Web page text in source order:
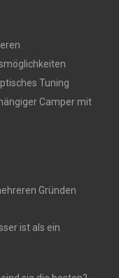
Tuning
Camper mit
Gründen
ist als ein